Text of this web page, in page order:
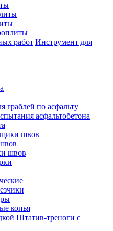
Инструмент для
граблей по асфальту
асфальтобетона
швов
швов
копья
Штатив-треноги с